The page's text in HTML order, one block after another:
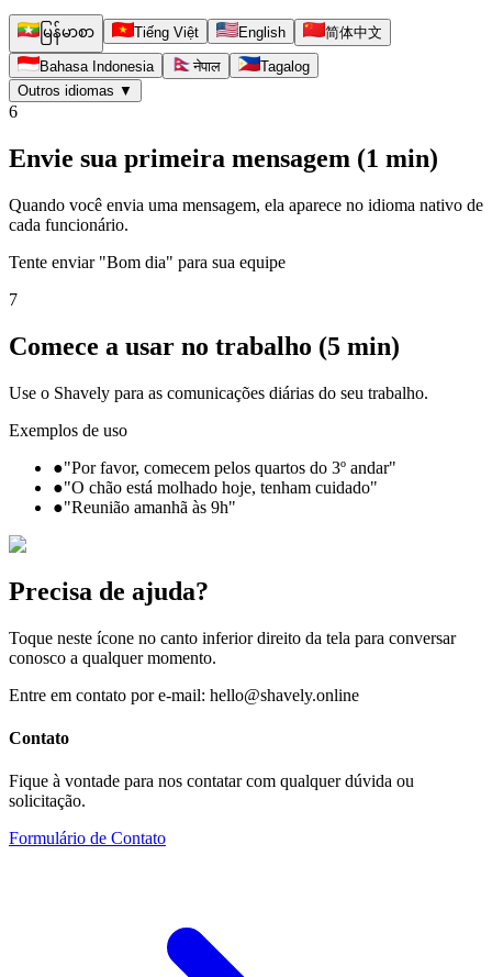
မြန်မာစာ Tiếng Việt English 简体中文
Bahasa Indonesia नेपाल
Tagalog
Outros idiomas ▼
6
Envie sua primeira mensagem (1 min)
Quando você envia uma mensagem, ela aparece no idioma nativo de
cada funcionário.
Tente enviar "Bom dia" para sua equipe
7
Comece a usar no trabalho (5 min)
Use o Shavely para as comunicações diárias do seu trabalho.
Exemplos de uso
●"Por favor, comecem pelos quartos do 3º andar"
●"O chão está molhado hoje, tenham cuidado"
●"Reunião amanhã às 9h"
Precisa de ajuda?
Toque neste ícone no canto inferior direito da tela para conversar
conosco a qualquer momento.
Entre em contato por e-mail: hello@shavely.online
Contato
Fique à vontade para nos contatar com qualquer dúvida ou
solicitação.
Formulário de Contato